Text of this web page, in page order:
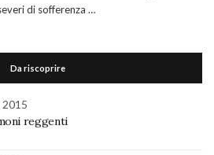
di sofferenza …
Da riscoprire
reggenti